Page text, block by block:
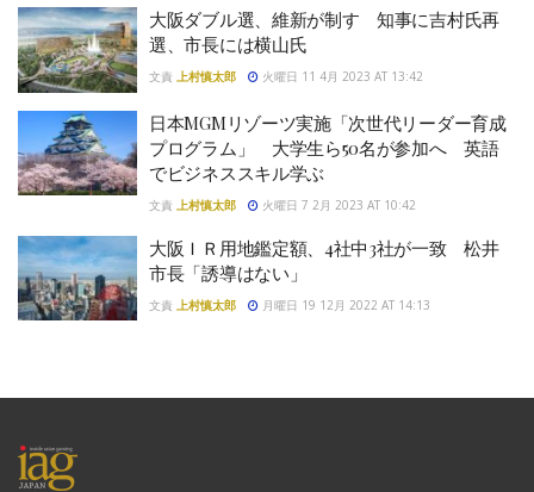
大阪ダブル選、維新が制す 知事に吉村氏再
選、市長には横山氏
文責 上村慎太郎 火曜日 11 4月 2023 AT 13:42
日本MGMリゾーツ実施「次世代リーダー育成
プログラム」 大学生ら50名が参加へ 英語
でビジネススキル学ぶ
文責 上村慎太郎 火曜日 7 2月 2023 AT 10:42
大阪ＩＲ用地鑑定額、4社中3社が一致 松井
市長「誘導はない」
文責 上村慎太郎 月曜日 19 12月 2022 AT 14:13